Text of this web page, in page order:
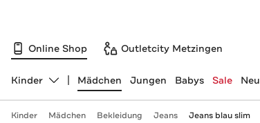
Online Shop Outletcity Metzingen
Abteilung ändern, ausgewählt:
Kinder Mädchen Jungen Babys Sale Neu
Kinder Mädchen Bekleidung Jeans Jeans blau slim